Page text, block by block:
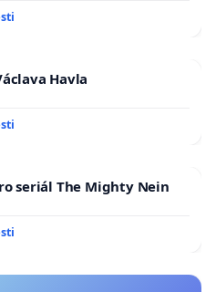
Havla
seriál The Mighty Nein